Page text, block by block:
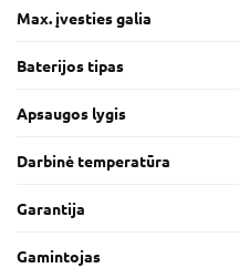
Max. įvesties galia
Baterijos tipas
Apsaugos lygis
Darbinė temperatūra
Garantija
Gamintojas